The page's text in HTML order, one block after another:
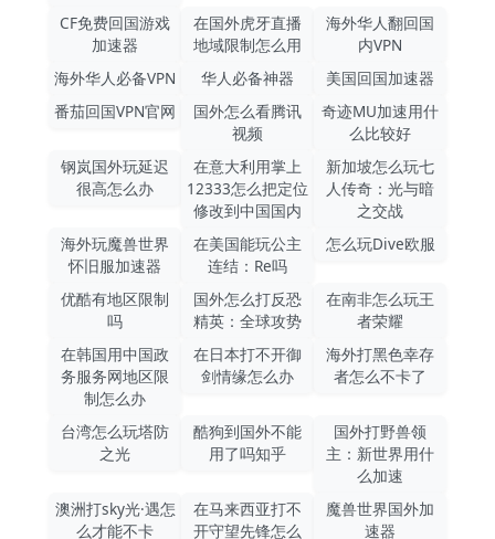
CF免费回国游戏
加速器
在国外虎牙直播
地域限制怎么用
海外华人翻回国
内VPN
海外华人必备VPN
华人必备神器
美国回国加速器
番茄回国VPN官网
国外怎么看腾讯
视频
奇迹MU加速用什
么比较好
钢岚国外玩延迟
很高怎么办
在意大利用掌上
12333怎么把定位
修改到中国国内
新加坡怎么玩七
人传奇：光与暗
之交战
海外玩魔兽世界
怀旧服加速器
在美国能玩公主
连结：Re吗
怎么玩Dive欧服
优酷有地区限制
吗
国外怎么打反恐
精英：全球攻势
在南非怎么玩王
者荣耀
在韩国用中国政
务服务网地区限
制怎么办
在日本打不开御
剑情缘怎么办
海外打黑色幸存
者怎么不卡了
台湾怎么玩塔防
之光
酷狗到国外不能
用了吗知乎
国外打野兽领
主：新世界用什
么加速
澳洲打sky光·遇怎
么才能不卡
在马来西亚打不
开守望先锋怎么
魔兽世界国外加
速器